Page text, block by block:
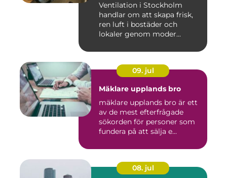
Ventilation i Stockholm
handlar om att skapa frisk,
ren luft i bostäder och
lokaler genom moder...
09. jul
Mäklare upplands bro
mäklare upplands bro är ett
av de mest efterfrågade
sökorden för personer som
fundera på att sälja e...
08. jul